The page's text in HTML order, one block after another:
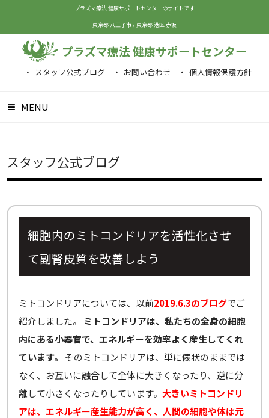
プラズマ療法 健康サポートセンターのサイトです
東京都 八王子市/東京都 港区 赤坂
プラズマ療法 健康サポートセンター
スタッフ公式ブログ お問い合わせ 個人情報保護方針
MENU
スタッフ公式ブログ
細胞内のミトコンドリアを活性化させ
て副腎皮質を改善しよう
ミトコンドリアについては、以前2019.6.3のブログでご
紹介しました。 ミトコンドリアは、私たちの全身の細胞
内にある小器官で、エネルギーを効率よく産生してくれ
ています。
そのミトコンドリアは、単に俵状のままでは
なく、お互いに融合して全体に大きくなったり、逆に分
離して小さくなったりしています。大きいミトコンドリ
アは、エネルギー産生能力が高く、人間の細胞や体は元